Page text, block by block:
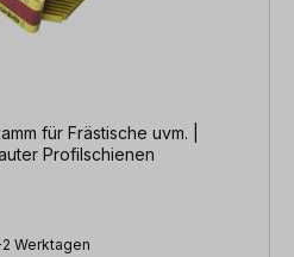
für Frästische uvm. |
Profilschienen
Werktagen